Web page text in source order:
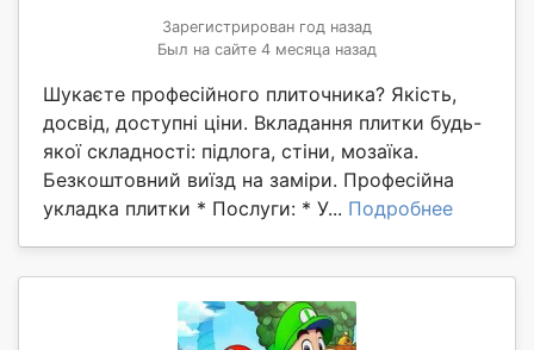
Зарегистрирован год назад
Был на сайте 4 месяца назад
Шукаєте професійного плиточника? Якість,
досвід, доступні ціни. Вкладання плитки будь-
якої складності: підлога, стіни, мозаїка.
Безкоштовний виїзд на заміри. Професійна
укладка плитки * Послуги: * У... Подробнее